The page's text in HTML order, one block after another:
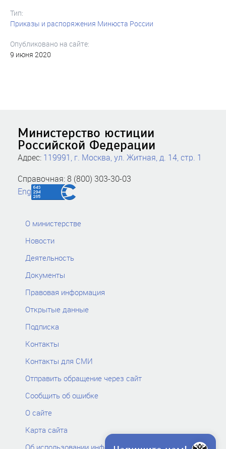
Тип:
Приказы и распоряжения Минюста России
Опубликовано на сайте:
9 июня 2020
Министерство юстиции
Российской Федерации
Адрес: 119991, г. Москва, ул. Житная, д. 14, стр. 1
Справочная: 8 (800) 303-30-03
Eng
О министерстве
Новости
Деятельность
Документы
Правовая информация
Открытые данные
Подписка
Контакты
Контакты для СМИ
Отправить обращение через сайт
Сообщить об ошибке
О сайте
Карта сайта
Об использовании информации